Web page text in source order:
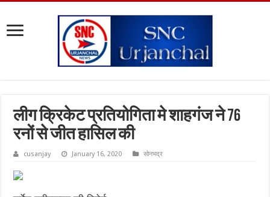
लीग क्रिकेट प्रतियोगिता मे शाहगंज ने 76
रनों से जीत हासिल की
cusanjay January 16, 2020 सोनभद्र